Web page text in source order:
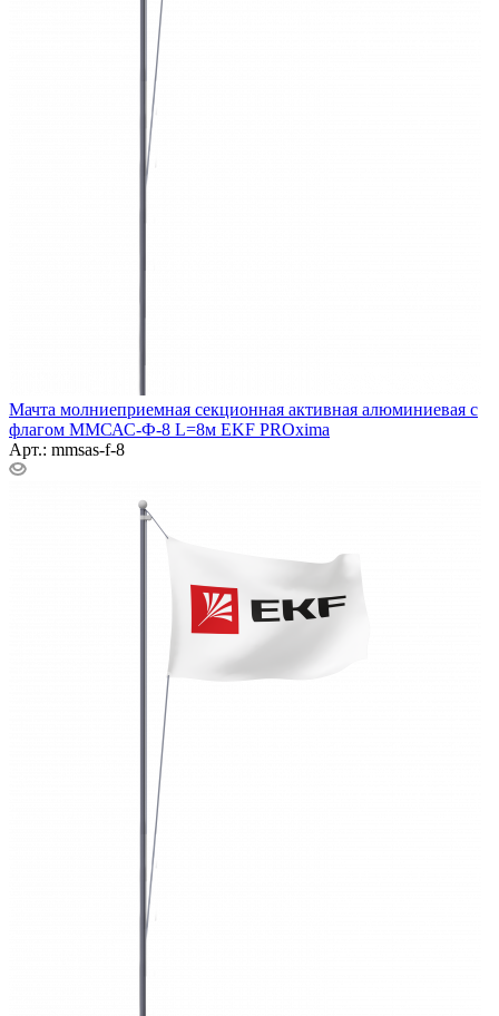
Мачта молниеприемная секционная активная алюминиевая c
флагом ММСАС-Ф-8 L=8м EKF PROxima
Арт.: mmsas-f-8